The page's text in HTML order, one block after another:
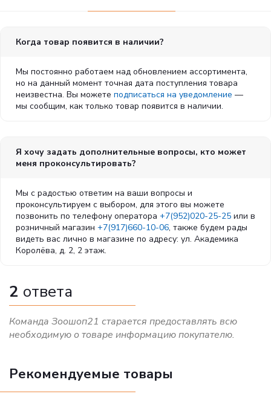
Когда товар появится в наличии?
Мы постоянно работаем над обновлением ассортимента,
но на данный момент точная дата поступления товара
неизвестна. Вы можете подписаться на уведомление —
мы сообщим, как только товар появится в наличии.
Я хочу задать дополнительные вопросы, кто может
меня проконсультировать?
Мы с радостью ответим на ваши вопросы и
проконсультируем с выбором, для этого вы можете
позвонить по телефону оператора +7(952)020-25-25 или в
розничный магазин +7(917)660-10-06, также будем рады
видеть вас лично в магазине по адресу: ул. Академика
Королёва, д. 2, 2 этаж.
2 ответа
Команда Зоошоп21 старается предоставлять всю
необходимую о товаре информацию покупателю.
Рекомендуемые товары